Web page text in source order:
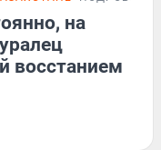
на
восстанием